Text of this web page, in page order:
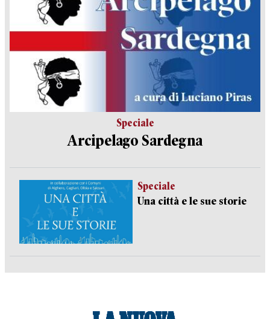
Speciale
Arcipelago Sardegna
Speciale
Una città e le sue storie